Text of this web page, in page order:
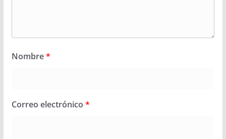
Nombre*
Correo electrónico *